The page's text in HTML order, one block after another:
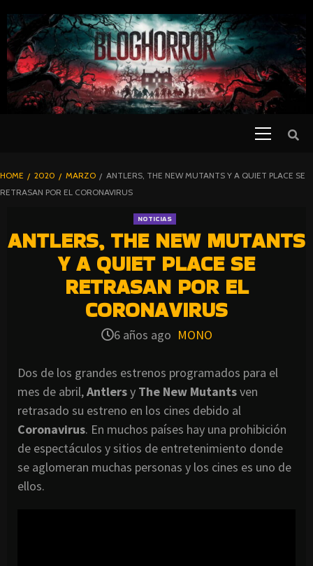
TO
CONTENT
BLOGHORROR
⋆
HOME 2020 MARZO
ANTLERS, THE NEW MUTANTS Y A QUIET PLACE SE
RETRASAN POR EL CORONAVIRUS
NOTICIAS
ANTLERS, THE NEW MUTANTS
Y A QUIET PLACE SE
RETRASAN POR EL
CORONAVIRUS
6 años ago MONO
Dos de los grandes estrenos programados para el
mes de abril,Antlersy The New Mutantsven
retrasado su estreno en los cines debido al
Coronavirus. En muchos países hay una prohibición
de espectáculos y sitios de entretenimiento donde
se aglomeran muchas personas y los cines es uno de
ellos.